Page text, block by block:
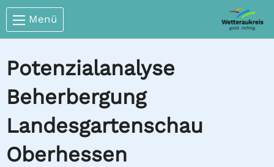
Menü
Potenzialanalyse
Beherbergung
Landesgartenschau
Oberhessen